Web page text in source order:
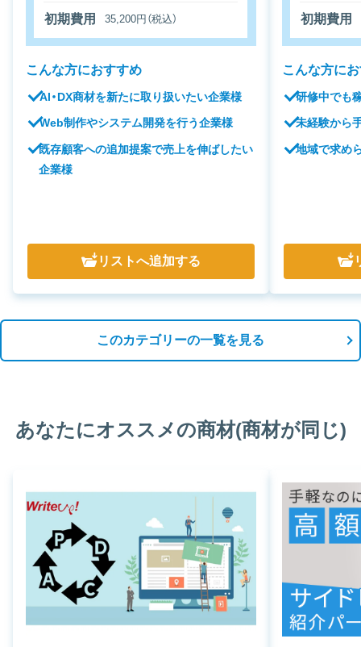
初期費用 35,200円（税込）
こんな方におすすめ
AI・DX商材を新たに取り扱いたい企業様
Web制作やシステム開発を行う企業様
既存顧客への追加提案で売上を伸ばしたい
企業様
リストへ追加する
初期費用
こんな方に
研修中でも
未経験から
地域で求め
このカテゴリーの一覧を見る
あなたにオススメの商材(商材が同じ)